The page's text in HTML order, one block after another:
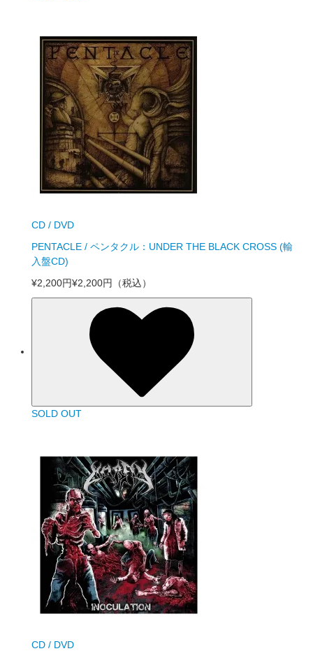
CD / DVD
PENTACLE / ペンタクル：UNDER THE BLACK CROSS (輸
入盤CD)
¥2,200円¥2,200円 （税込）
SOLD OUT
CD / DVD